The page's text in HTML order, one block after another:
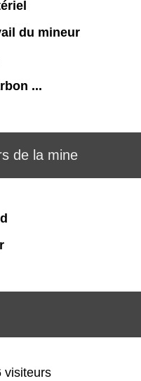
du mineur
...
de la mine
visiteurs